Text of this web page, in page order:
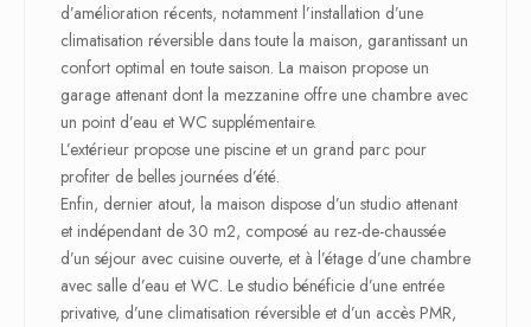
d’amélioration récents, notamment l’installation d’une
climatisation réversible dans toute la maison, garantissant un
confort optimal en toute saison. La maison propose un
garage attenant dont la mezzanine offre une chambre avec
un point d’eau et WC supplémentaire.
L’extérieur propose une piscine et un grand parc pour
profiter de belles journées d’été.
Enfin, dernier atout, la maison dispose d’un studio attenant
et indépendant de 30 m2, composé au rez-de-chaussée
d’un séjour avec cuisine ouverte, et à l’étage d’une chambre
avec salle d’eau et WC. Le studio bénéficie d’une entrée
privative, d’une climatisation réversible et d’un accès PMR,